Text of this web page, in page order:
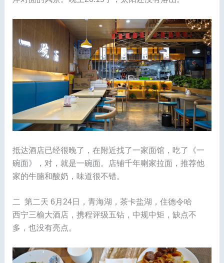
抵达酒店已经很晚了，在附近找了一家面馆，吃了《一
碗面》，对，就是一碗面。店铺千年喇家拉面，推荐他
家的牛腩和酸奶，味道很不错。
二 第二天 6月24日，青海湖，茶卡盐湖，住德令哈
西宁三榆大酒店，携程评级五钻，中规中矩，缺点不
多，也没有亮点。